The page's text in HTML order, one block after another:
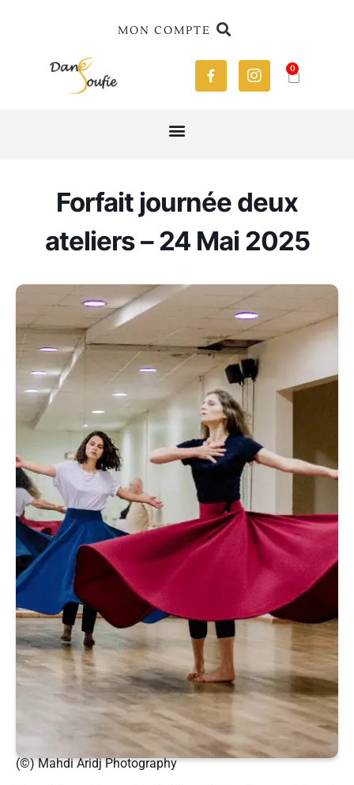
MON COMPTE
0
Forfait journée deux
ateliers – 24 Mai 2025
(©) Mahdi Aridj Photography